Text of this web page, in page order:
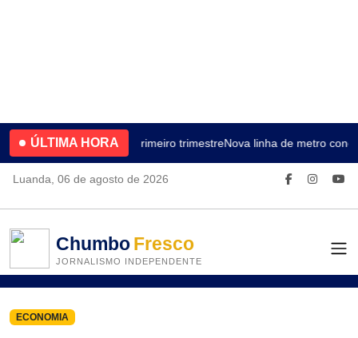
ÚLTIMA HORA4.2% no primeiro trimestreNova linha de metro
Luanda, 06 de agosto de 2026
ChumboFresco
JORNALISMO INDEPENDENTE
ECONOMIA